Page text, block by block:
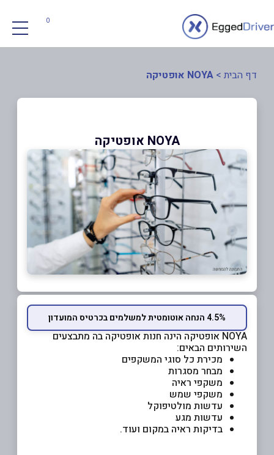
0
דף הבית > NOYA אופטיקה
NOYA אופטיקה
4.5% הנחה אוטומטית למשלמים בכרטיס המועדון
NOYA אופטיקה הינה חנות אופטיקה בה מתבצעים
השירותים הבאים:
מכירת כל סוגי המשקפים
מבחר מסגרות
משקפי ראיה
משקפי שמש
עדשות מולטיפוקל
עדשות מגע
בדיקות ראיה במקום ועוד.